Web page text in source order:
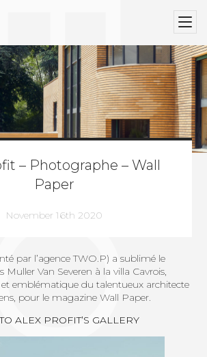
– Photographe – Wall
Paper
November 16th 2020
par l’agenceTWO.P) a sublimé le
Muller Van Severen à la villa Cavrois,
emblématique du talentueux architecte
pour le magazine Wall Paper.
ALEX PROFIT’S GALLERY